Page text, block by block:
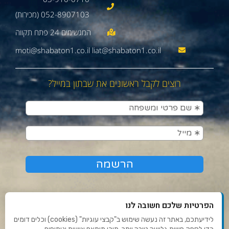
052-8907103 (מכירות)
moti@shabaton1.co.il liat@shabaton1.co.il
רוצים לקבל ראשונים את שבתון במייל?
הפרטיות שלכם חשובה לנו
לידיעתכם, באתר זה נעשה שימוש ב"קבצי עוגיות" (cookies) וכלים דומים